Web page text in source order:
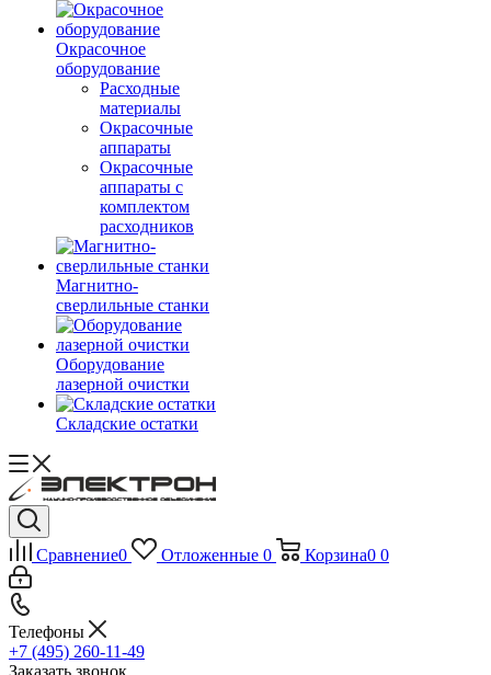
Окрасочное
оборудование
Расходные
материалы
Окрасочные
аппараты
Окрасочные
аппараты с
комплектом
расходников
Магнитно-
сверлильные станки
Оборудование
лазерной очистки
Складские остатки
Сравнение0 Отложенные 0 Корзина0 0
Телефоны
+7 (495) 260-11-49
Заказать звонок